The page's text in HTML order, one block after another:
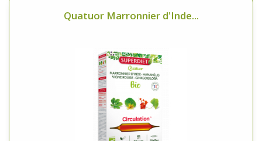
Quatuor Marronnier d'Inde...